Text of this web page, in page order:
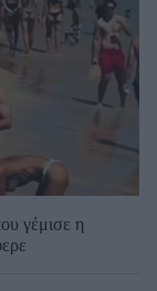
γέμισε η